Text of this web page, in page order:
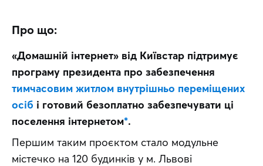
Про що:
«Домашній інтернет» від Київстар підтримує
програму президента про забезпечення
тимчасовим житлом внутрішньо переміщених
осіб і готовий безоплатно забезпечувати ці
поселення інтернетом*.
Першим таким проєктом стало модульне
містечко на 120 будинків у м. Львові